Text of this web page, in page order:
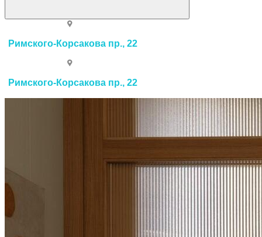
Римского-Корсакова пр., 22
Римского-Корсакова пр., 22